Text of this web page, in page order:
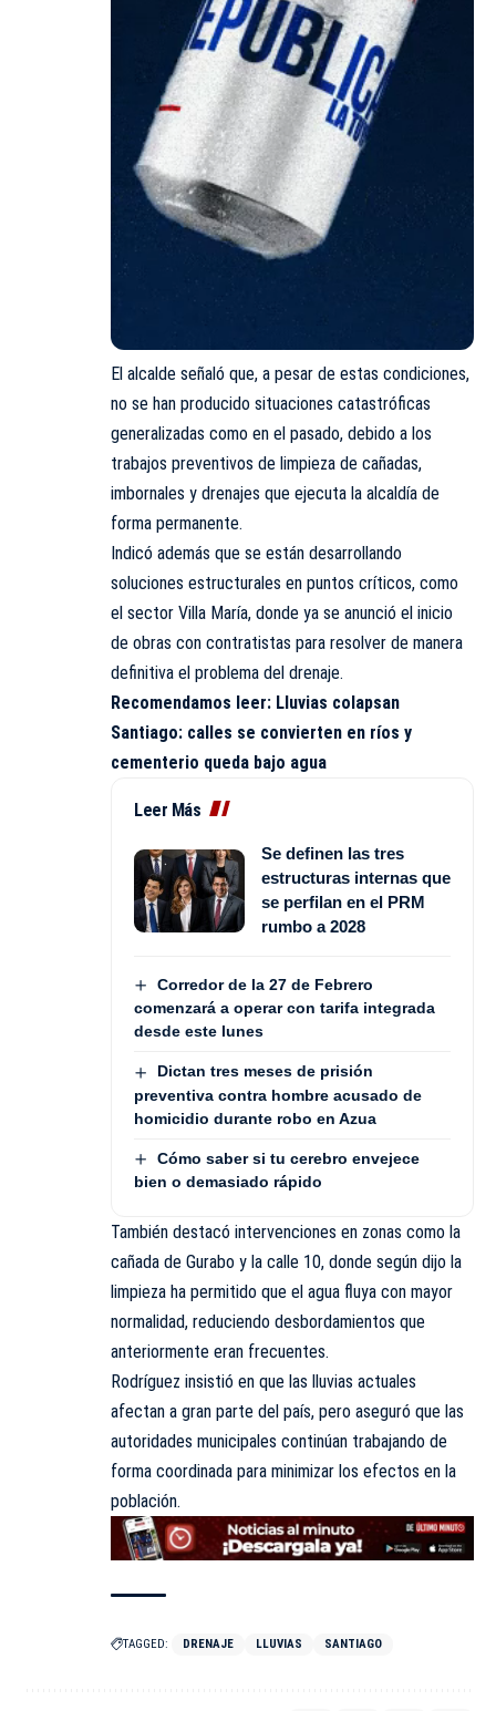
El alcalde señaló que, a pesar de estas condiciones,
no se han producido situaciones catastróficas
generalizadas como en el pasado, debido a los
trabajos preventivos de limpieza de cañadas,
imbornales y drenajes que ejecuta la alcaldía de
forma permanente.
Indicó además que se están desarrollando
soluciones estructurales en puntos críticos, como
el sector Villa María, donde ya se anunció el inicio
de obras con contratistas para resolver de manera
definitiva el problema del drenaje.
Recomendamos leer: Lluvias colapsan
Santiago: calles se convierten en ríos y
cementerio queda bajo agua
Leer Más
Se definen las tres
estructuras internas que
se perfilan en el PRM
rumbo a 2028
Corredor de la 27 de Febrero
comenzará a operar con tarifa integrada
desde este lunes
Dictan tres meses de prisión
preventiva contra hombre acusado de
homicidio durante robo en Azua
Cómo saber si tu cerebro envejece
bien o demasiado rápido
También destacó intervenciones en zonas como la
cañada de Gurabo y la calle 10, donde según dijo la
limpieza ha permitido que el agua fluya con mayor
normalidad, reduciendo desbordamientos que
anteriormente eran frecuentes.
Rodríguez insistió en que las lluvias actuales
afectan a gran parte del país, pero aseguró que las
autoridades municipales continúan trabajando de
forma coordinada para minimizar los efectos en la
población.
TAGGED: DRENAJE LLUVIAS SANTIAGO